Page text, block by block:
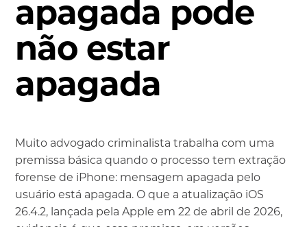
apagada pode
não estar
apagada
Muito advogado criminalista trabalha com uma
premissa básica quando o processo tem extração
forense de iPhone: mensagem apagada pelo
usuário está apagada. O que a atualização iOS
26.4.2, lançada pela Apple em 22 de abril de 2026,